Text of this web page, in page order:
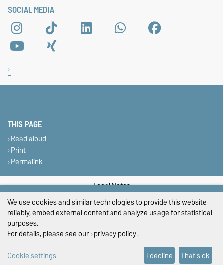
SOCIAL MEDIA
THIS PAGE
Read aloud
Print
Permalink
Legal Notes
Privacy Policy
We use cookies and similar technologies to provide this website
reliably, embed external content and analyze usage for statistical
purposes.
For details, please see our privacy policy.
Cookie settings
I decline That's ok